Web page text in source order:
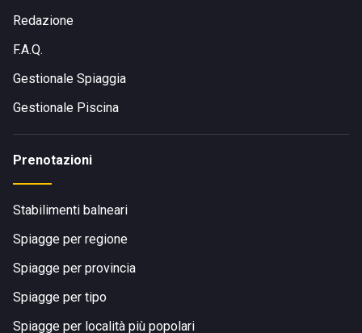
Redazione
F.A.Q.
Gestionale Spiaggia
Gestionale Piscina
Prenotazioni
Stabilimenti balneari
Spiagge per regione
Spiagge per provincia
Spiagge per tipo
Spiagge per località più popolari